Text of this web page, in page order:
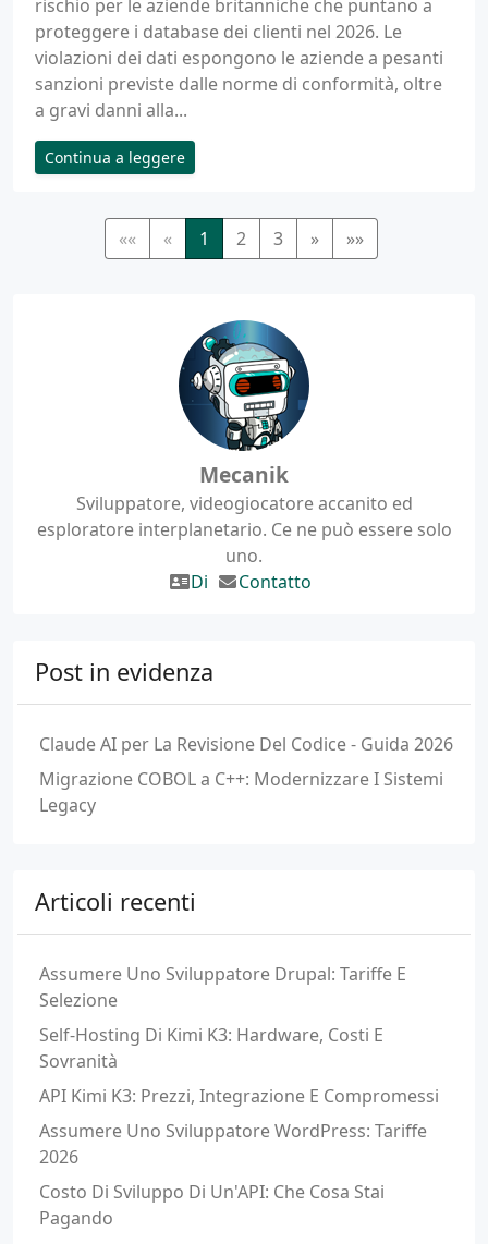
rischio per le aziende britanniche che puntano a
proteggere i database dei clienti nel 2026. Le
violazioni dei dati espongono le aziende a pesanti
sanzioni previste dalle norme di conformità, oltre
a gravi danni alla...
Continua a leggere
«« « 1 2 3 » »»
Mecanik
Sviluppatore, videogiocatore accanito ed
esploratore interplanetario. Ce ne può essere solo
uno.
Di
Contatto
Post in evidenza
Claude AI per La Revisione Del Codice - Guida 2026
Migrazione COBOL a C++: Modernizzare I Sistemi
Legacy
Articoli recenti
Assumere Uno Sviluppatore Drupal: Tariffe E
Selezione
Self-Hosting Di Kimi K3: Hardware, Costi E
Sovranità
API Kimi K3: Prezzi, Integrazione E Compromessi
Assumere Uno Sviluppatore WordPress: Tariffe
2026
Costo Di Sviluppo Di Un'API: Che Cosa Stai
Pagando